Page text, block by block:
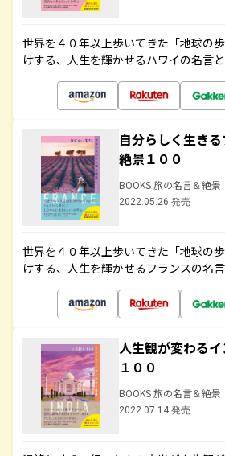
世界を４０年以上歩いてきた「地球の
けする、人生を輝かせるハワイの名言
自分らしく生き
絶景１００
BOOKS 旅の名言＆絶景
2022.05.26 発売
世界を４０年以上歩いてきた「地球の
けする、人生を輝かせるフランスの名
人生観が変わる
１００
BOOKS 旅の名言＆絶景
2022.07.14 発売